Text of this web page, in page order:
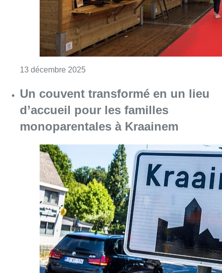
25 juin 2025Consulter l'article "Un couvent transformé
Réclusion de 30 ans et perpétuité
pour les auteurs du double
assassinat de Crainhem